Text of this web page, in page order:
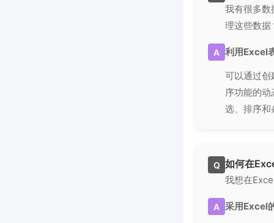
我有很多数
理这些数据
A 利用Excel
可以通过创
序功能的
选、排序和
Q 如何在
我想在
A 采用Excel